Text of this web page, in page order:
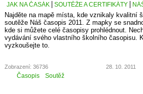
JAK NA ČASÁK SOUTĚŽE A CERTIFIKÁTY
Najděte na mapě místa, kde vznikaly kvalitní
soutěže Náš časopis 2011. Z mapky se
kde si můžete celé časopisy prohlédnout.
vydávání svého vlastního školního časopisu.
vyzkoušejte to.
Zobrazení: 36736 28. 10. 2011
Časopis Soutěž